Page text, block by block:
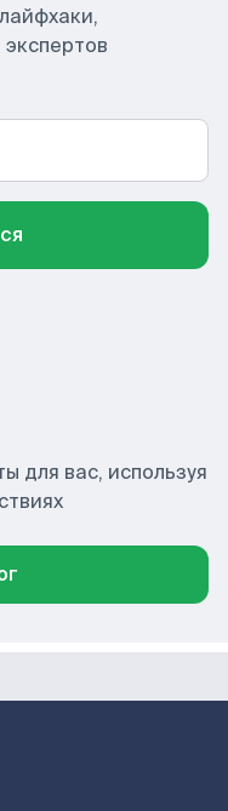
для вас, используя